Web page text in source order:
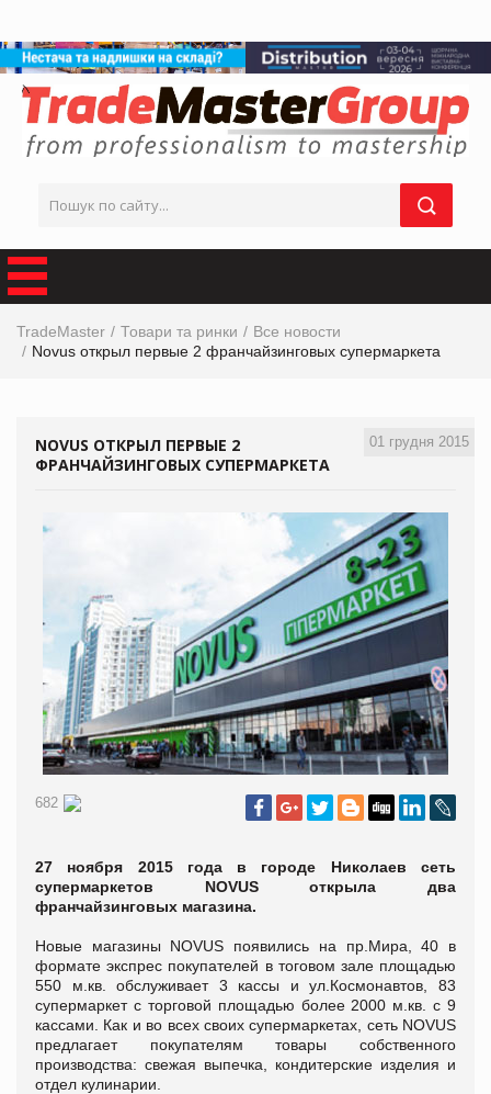
TradeMaster Товари та ринки
Все новости
Novus открыл первые 2 франчайзинговых супермаркета
01 грудня 2015
NOVUS ОТКРЫЛ ПЕРВЫЕ 2
ФРАНЧАЙЗИНГОВЫХ СУПЕРМАРКЕТА
682
27 ноября 2015 года в городе Николаев сеть
супермаркетов NOVUS открыла два
франчайзинговых магазина.
Новые магазины NOVUS появились на пр.Мира, 40 в
формате экспрес покупателей в тоговом зале площадью
550 м.кв. обслуживает 3 кассы и ул.Космонавтов, 83
супермаркет с торговой площадью более 2000 м.кв. с 9
кассами. Как и во всех своих супермаркетах, сеть NOVUS
предлагает покупателям товары собственного
производства: свежая выпечка, кондитерские изделия и
отдел кулинарии.